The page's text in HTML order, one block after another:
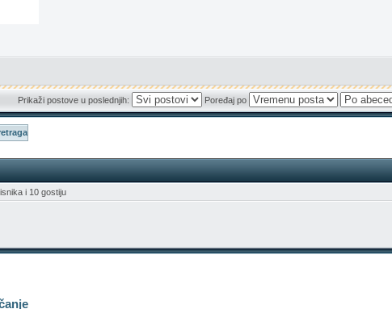
Prikaži postove u poslednjih: Poređaj po
i 10 gostiju